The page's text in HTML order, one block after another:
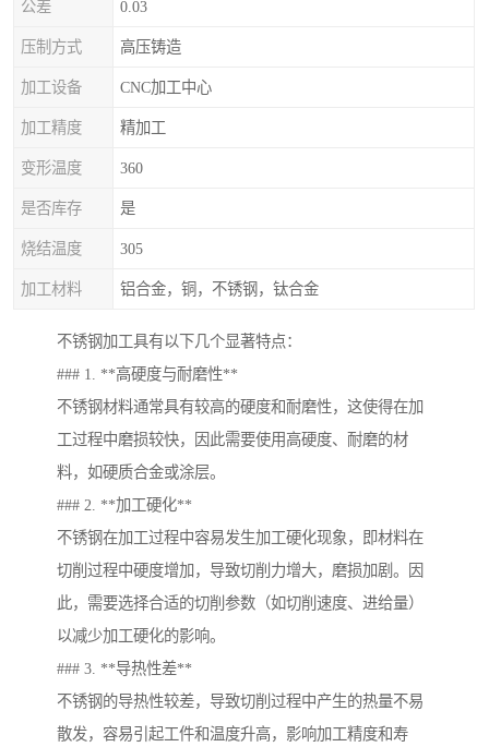
公差 0.03
压制方式 高压铸造
加工设备 CNC加工中心
加工精度 精加工
变形温度 360
是否库存 是
烧结温度 305
加工材料 铝合金，铜，不锈钢，钛合金
不锈钢加工具有以下几个显著特点：
### 1. **高硬度与耐磨性**
不锈钢材料通常具有较高的硬度和耐磨性，这使得在加
工过程中磨损较快，因此需要使用高硬度、耐磨的材
料，如硬质合金或涂层。
### 2. **加工硬化**
不锈钢在加工过程中容易发生加工硬化现象，即材料在
切削过程中硬度增加，导致切削力增大，磨损加剧。因
此，需要选择合适的切削参数（如切削速度、进给量）
以减少加工硬化的影响。
### 3. **导热性差**
不锈钢的导热性较差，导致切削过程中产生的热量不易
散发，容易引起工件和温度升高，影响加工精度和寿